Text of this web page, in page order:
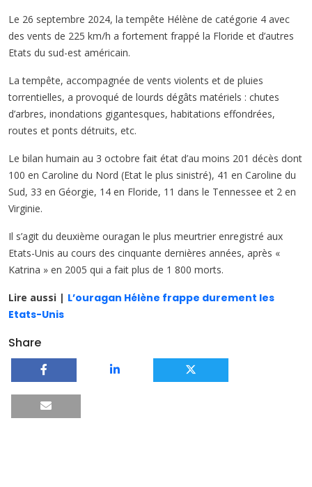
Le 26 septembre 2024, la tempête Hélène de catégorie 4 avec
des vents de 225 km/h a fortement frappé la Floride et d’autres
Etats du sud-est américain.
La tempête, accompagnée de vents violents et de pluies
torrentielles, a provoqué de lourds dégâts matériels : chutes
d’arbres, inondations gigantesques, habitations effondrées,
routes et ponts détruits, etc.
Le bilan humain au 3 octobre fait état d’au moins 201 décès dont
100 en Caroline du Nord (Etat le plus sinistré), 41 en Caroline du
Sud, 33 en Géorgie, 14 en Floride, 11 dans le Tennessee et 2 en
Virginie.
Il s’agit du deuxième ouragan le plus meurtrier enregistré aux
Etats-Unis au cours des cinquante dernières années, après «
Katrina » en 2005 qui a fait plus de 1 800 morts.
Lire aussi | L’ouragan Hélène frappe durement les
Etats-Unis
Share